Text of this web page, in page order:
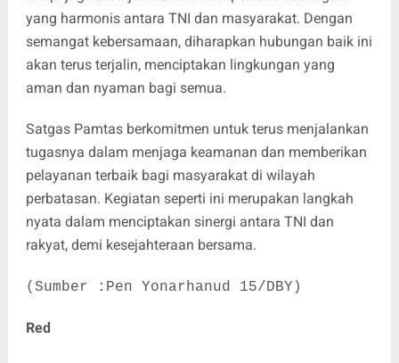
yang harmonis antara TNI dan masyarakat. Dengan
semangat kebersamaan, diharapkan hubungan baik ini
akan terus terjalin, menciptakan lingkungan yang
aman dan nyaman bagi semua.
Satgas Pamtas berkomitmen untuk terus menjalankan
tugasnya dalam menjaga keamanan dan memberikan
pelayanan terbaik bagi masyarakat di wilayah
perbatasan. Kegiatan seperti ini merupakan langkah
nyata dalam menciptakan sinergi antara TNI dan
rakyat, demi kesejahteraan bersama.
(Sumber :Pen Yonarhanud 15/DBY)
Red